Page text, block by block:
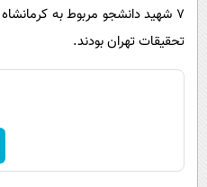
تحقیقات تهران بودند.